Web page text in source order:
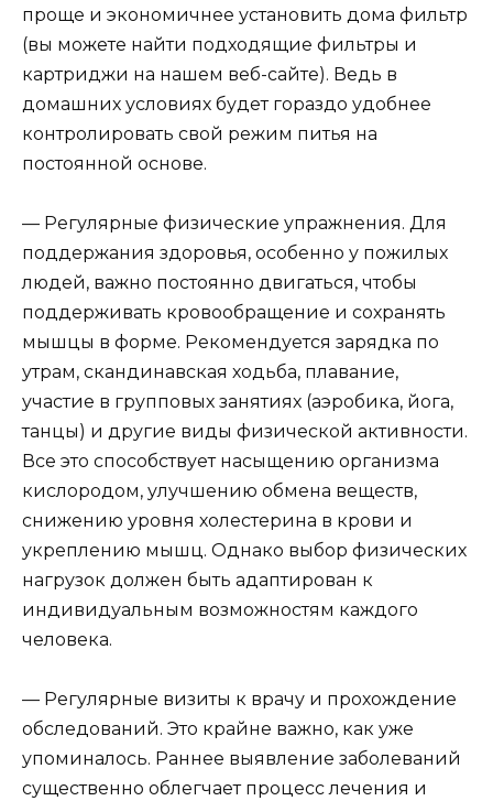
проще и экономичнее установить дома фильтр
(вы можете найти подходящие фильтры и
картриджи на нашем веб-сайте). Ведь в
домашних условиях будет гораздо удобнее
контролировать свой режим питья на
постоянной основе.
— Регулярные физические упражнения. Для
поддержания здоровья, особенно у пожилых
людей, важно постоянно двигаться, чтобы
поддерживать кровообращение и сохранять
мышцы в форме. Рекомендуется зарядка по
утрам, скандинавская ходьба, плавание,
участие в групповых занятиях (аэробика, йога,
танцы) и другие виды физической активности.
Все это способствует насыщению организма
кислородом, улучшению обмена веществ,
снижению уровня холестерина в крови и
укреплению мышц. Однако выбор физических
нагрузок должен быть адаптирован к
индивидуальным возможностям каждого
человека.
— Регулярные визиты к врачу и прохождение
обследований. Это крайне важно, как уже
упоминалось. Раннее выявление заболеваний
существенно облегчает процесс лечения и